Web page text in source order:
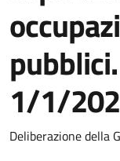
1/1/
Dettagli
Deliberazione della